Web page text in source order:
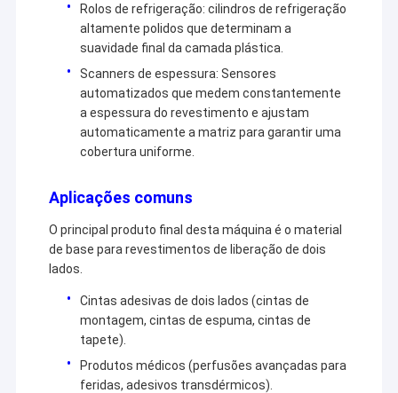
Rolos de refrigeração: cilindros de refrigeração
altamente polidos que determinam a
suavidade final da camada plástica.
Scanners de espessura: Sensores
automatizados que medem constantemente
a espessura do revestimento e ajustam
automaticamente a matriz para garantir uma
cobertura uniforme.
Aplicações comuns
O principal produto final desta máquina é o material
de base para revestimentos de liberação de dois
lados.
Cintas adesivas de dois lados (cintas de
montagem, cintas de espuma, cintas de
tapete).
Produtos médicos (perfusões avançadas para
feridas, adesivos transdérmicos).